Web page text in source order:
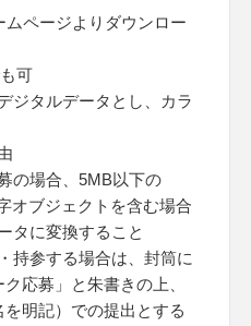
ページよりダウンロー
可
ジタルデータとし、カラ
の場合、5MB以下の
オブジェクトを含む場合
タに変換すること
持参する場合は、封筒に
応募」と朱書きの上、
明記）での提出とする